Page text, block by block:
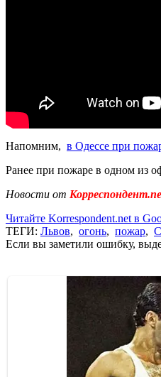
Напомним, в Одессе при
Ранее при пожаре в одном из
Новости от
Читайте Korrespondent.net в
ТЕГИ: Львов, огонь, пожар,
Если вы заметили ошибку,